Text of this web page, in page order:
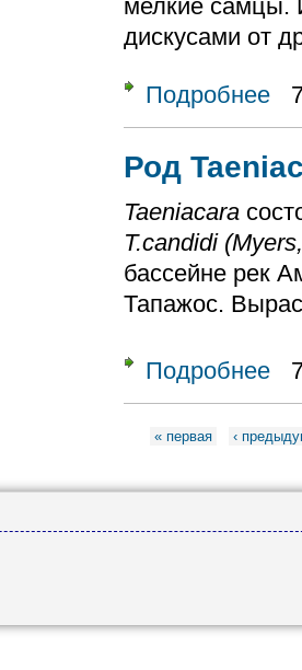
мелкие самцы.
дискусами от
Подробнее о
Род
Taeniacara
T.candidi
бассейне рек
Тапажос.
Подробнее о
Страницы
« первая ‹